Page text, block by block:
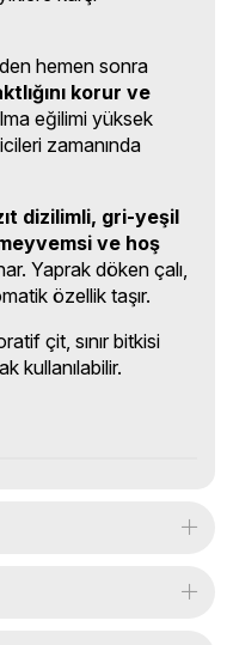
hemen sonra
korur ve
eğilimi yüksek
zamanında
dizilimli, gri-yeşil
ve hoş
Yaprak döken çalı,
özellik taşır.
çit, sınır bitkisi
kullanılabilir.